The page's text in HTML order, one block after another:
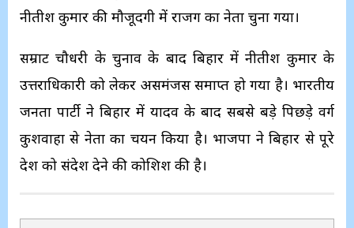
नीतीश कुमार की मौजूदगी में राजग का नेता चुना गया।
सम्राट चौधरी के चुनाव के बाद बिहार में नीतीश कुमार के
उत्तराधिकारी को लेकर असमंजस समाप्त हो गया है। भारतीय
जनता पार्टी ने बिहार में यादव के बाद सबसे बड़े पिछड़े वर्ग
कुशवाहा से नेता का चयन किया है। भाजपा ने बिहार से पूरे
देश को संदेश देने की कोशिश की है।